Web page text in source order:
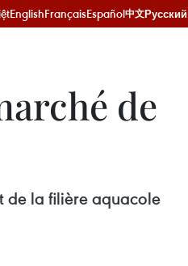
EnglishFrançaisEspañol中文Русский
de
de la filière aquacole